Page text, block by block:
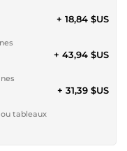
+ 18,84 $US
+ 43,94 $US
tableaux
+ 31,39 $US